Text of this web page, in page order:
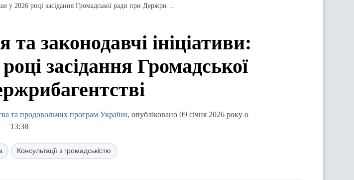
Стратегічне планування та законодавчі ініціативи: відбулося перше у 2026 році засідання Громадської ради при Держрибагентстві
законодавчі ініціативи:
засідання Громадської
та продовольчих програм України, опубліковано 09 січня 2026 року о
13:38
Консультації з громадськістю